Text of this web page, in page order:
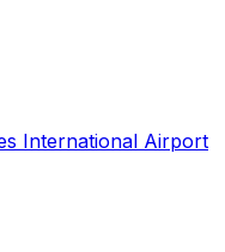
International Airport